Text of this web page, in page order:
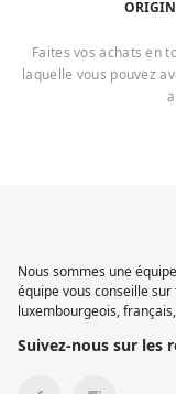
Faites vos achats en
laquelle vous pouvez
Nous sommes une
équipe vous conseille
luxembourgeois,
Suivez-nous sur les